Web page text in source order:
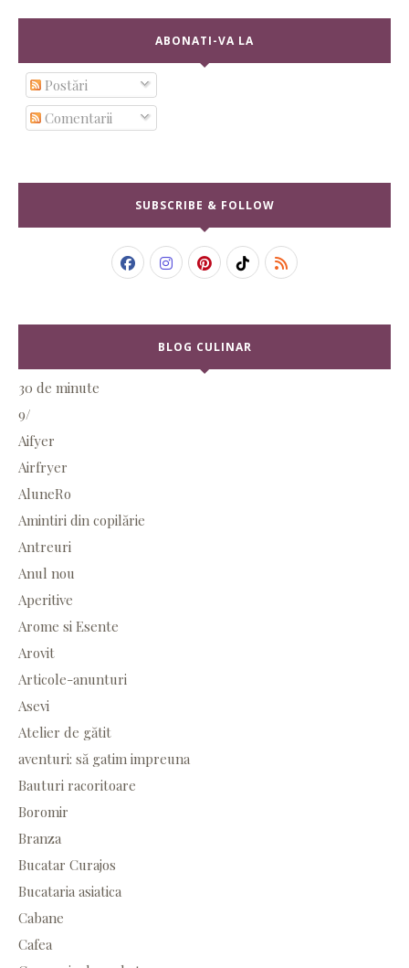
ABONATI-VA LA
Postări
Comentarii
SUBSCRIBE & FOLLOW
BLOG CULINAR
30 de minute
9/
Aifyer
Airfryer
AluneRo
Amintiri din copilărie
Antreuri
Anul nou
Aperitive
Arome si Esente
Arovit
Articole-anunturi
Asevi
Atelier de gătit
aventuri: să gatim impreuna
Bauturi racoritoare
Boromir
Branza
Bucatar Curajos
Bucataria asiatica
Cabane
Cafea